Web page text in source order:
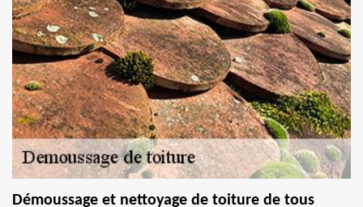
Démoussage et nettoyage de toiture de tous